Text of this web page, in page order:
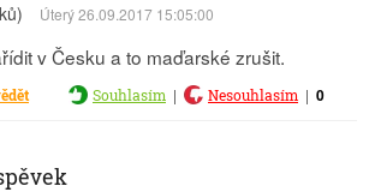
Úterý 26.09.2017 15:05:00
v Česku a to maďarské zrušit.
Souhlasím | Nesouhlasím | 0